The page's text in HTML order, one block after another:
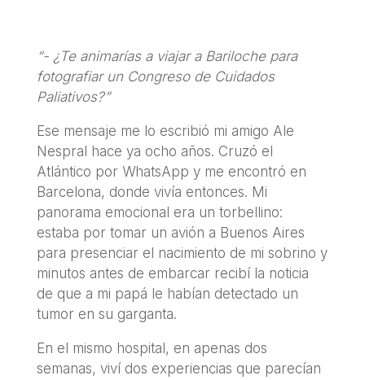
“- ¿Te animarías a viajar a Bariloche para
fotografiar un Congreso de Cuidados
Paliativos?”
Ese mensaje me lo escribió mi amigo Ale
Nespral hace ya ocho años. Cruzó el
Atlántico por WhatsApp y me encontró en
Barcelona, donde vivía entonces. Mi
panorama emocional era un torbellino:
estaba por tomar un avión a Buenos Aires
para presenciar el nacimiento de mi sobrino y
minutos antes de embarcar recibí la noticia
de que a mi papá le habían detectado un
tumor en su garganta.
En el mismo hospital, en apenas dos
semanas, viví dos experiencias que parecían